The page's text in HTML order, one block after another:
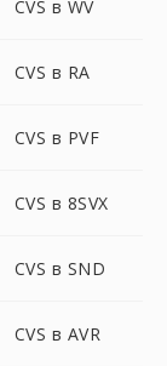
CVS в WV
CVS в RA
CVS в PVF
CVS в 8SVX
CVS в SND
CVS в AVR